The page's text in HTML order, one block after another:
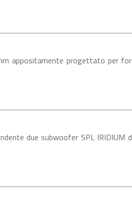
appositamente progettato per
due subwoofer SPL